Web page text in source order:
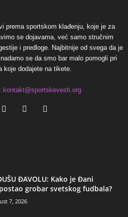
prema sportskom klađenju, koje je za
se dojavama, već samo stručnim
i predloge. Najbitnije od svega da je
se da smo bar malo pomogli pri
koje dodajete na tikete.
kontakt@sportskevesti.org
ĐAVOLU: Kako je Đani
grobar svetskog fudbala?
7, 2026